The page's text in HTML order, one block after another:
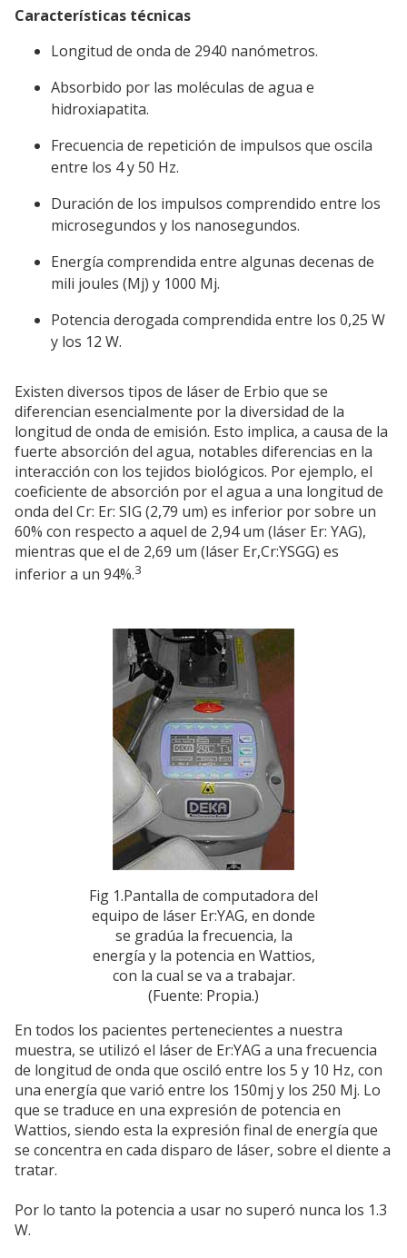
Características técnicas
Longitud de onda de 2940 nanómetros.
Absorbido por las moléculas de agua e
hidroxiapatita.
Frecuencia de repetición de impulsos que oscila
entre los 4 y 50 Hz.
Duración de los impulsos comprendido entre los
microsegundos y los nanosegundos.
Energía comprendida entre algunas decenas de
mili joules (Mj) y 1000 Mj.
Potencia derogada comprendida entre los 0,25 W
y los 12 W.
Existen diversos tipos de láser de Erbio que se
diferencian esencialmente por la diversidad de la
longitud de onda de emisión. Esto implica, a causa de la
fuerte absorción del agua, notables diferencias en la
interacción con los tejidos biológicos. Por ejemplo, el
coeficiente de absorción por el agua a una longitud de
onda del Cr: Er: SIG (2,79 um) es inferior por sobre un
60% con respecto a aquel de 2,94 um (láser Er: YAG),
mientras que el de 2,69 um (láser Er,Cr:YSGG) es
inferior a un 94%.3
Fig 1.Pantalla de computadora del
equipo de láser Er:YAG, en donde
se gradúa la frecuencia, la
energía y la potencia en Wattios,
con la cual se va a trabajar.
(Fuente: Propia.)
En todos los pacientes pertenecientes a nuestra
muestra, se utilizó el láser de Er:YAG a una frecuencia
de longitud de onda que osciló entre los 5 y 10 Hz, con
una energía que varió entre los 150mj y los 250 Mj. Lo
que se traduce en una expresión de potencia en
Wattios, siendo esta la expresión final de energía que
se concentra en cada disparo de láser, sobre el diente a
tratar.
Por lo tanto la potencia a usar no superó nunca los 1.3
W.